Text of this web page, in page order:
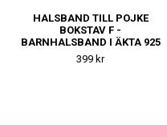
HALSBAND TILL POJKE
BOKSTAV F -
BARNHALSBAND I ÄKTA 925
SILVER
399 kr